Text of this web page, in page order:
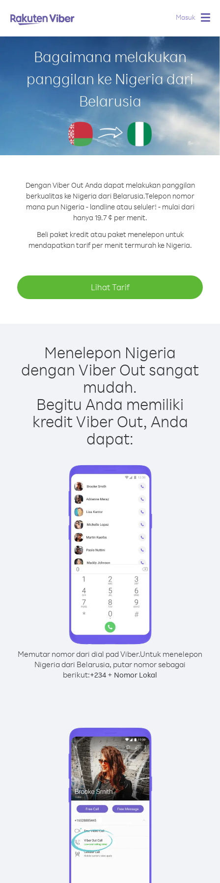
Masuk
Bagaimana melakukan
panggilan ke Nigeria dari
Belarusia
Dengan Viber Out Anda dapat melakukan panggilan
berkualitas ke Nigeria dari Belarusia.Telepon nomor
mana pun Nigeria - landline atau seluler! - mulai dari
hanya 19.7 ¢ per menit.
Beli paket kredit atau paket menelepon untuk
mendapatkan tarif per menit termurah ke Nigeria.
Lihat Tarif
Menelepon Nigeria
dengan Viber Out sangat
mudah.
Begitu Anda memiliki
kredit Viber Out, Anda
dapat:
Memutar nomor dari dial pad Viber.Untuk menelepon
Nigeria dari Belarusia, putar nomor sebagai
berikut:+234 + Nomor Lokal